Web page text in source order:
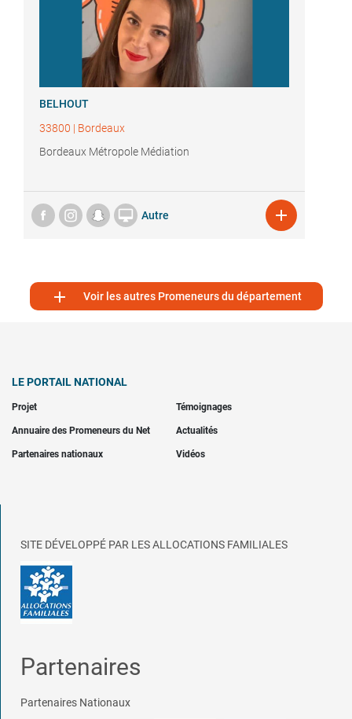
BELHOUT
33800 | Bordeaux
Bordeaux Métropole Médiation
 Autre 
 Voir les autres Promeneurs du département
LE PORTAIL NATIONAL
Projet Témoignages
Annuaire des Promeneurs du Net Actualités
Partenaires nationaux Vidéos
SITE DÉVELOPPÉ PAR LES ALLOCATIONS FAMILIALES
Partenaires
Partenaires Nationaux